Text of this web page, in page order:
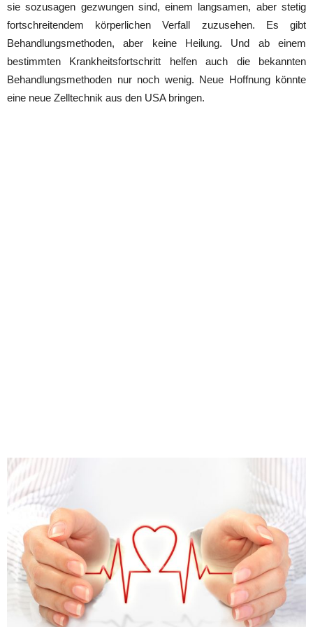
sie sozusagen gezwungen sind, einem langsamen, aber stetig
fortschreitendem körperlichen Verfall zuzusehen. Es gibt
Behandlungsmethoden, aber keine Heilung. Und ab einem
bestimmten Krankheitsfortschritt helfen auch die bekannten
Behandlungsmethoden nur noch wenig. Neue Hoffnung könnte
eine neue Zelltechnik aus den USA bringen.